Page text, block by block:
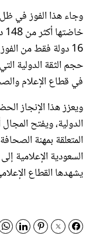
وجاء هذا الفوز في ظل
16 دولة فقط من
حجم الثقة الدولية
في قطاع الإعلام
ويعزز هذا الإنجاز
الدولية، ويفتح
المتعلقة بمهنة
السعودية الإعلامية
يشهدها القطاع